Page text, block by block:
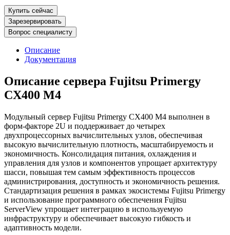
Купить сейчас
Зарезервировать
Вопрос специалисту
Описание
Документация
Описание сервера Fujitsu Primergy
CX400 M4
Модульный сервер Fujitsu Primergy CX400 M4 выполнен в
форм-факторе 2U и поддерживает до четырех
двухпроцессорных вычислительных узлов, обеспечивая
высокую вычислительную плотность, масштабируемость и
экономичность. Консолидация питания, охлаждения и
управления для узлов и компонентов упрощает архитектуру
шасси, повышая тем самым эффективность процессов
администрирования, доступность и экономичность решения.
Стандартизация решения в рамках экосистемы Fujitsu Primergy
и использование программного обеспечения Fujitsu
ServerView упрощает интеграцию в используемую
инфраструктуру и обеспечивает высокую гибкость и
адаптивность модели.